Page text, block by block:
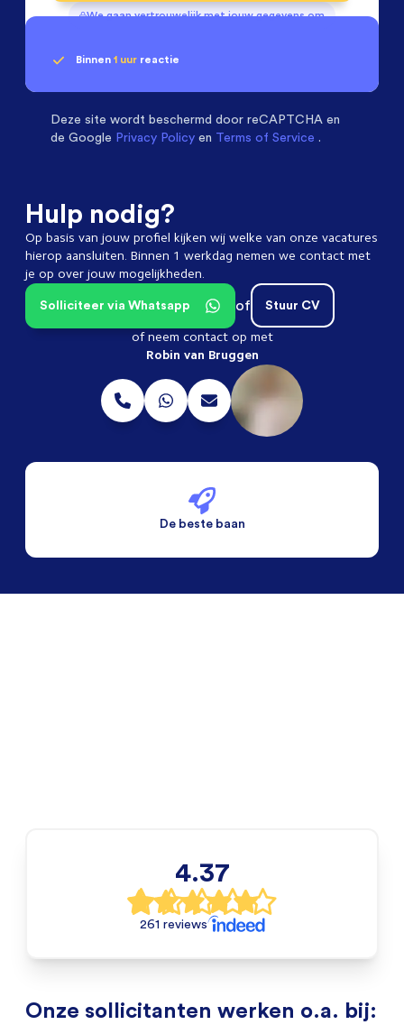
We gaan vertrouwelijk met jouw gegevens om
Binnen 1 uur reactie
een 9.3
Deze site wordt beschermd door reCAPTCHA en
de Google Privacy Policy en Terms of Service .
Hulp nodig?
Op basis van jouw profiel kijken wij welke van onze vacatures
hierop aansluiten. Binnen 1 werkdag nemen we contact met
je op over jouw mogelijkheden.
Stuur CV
of
Solliciteer via Whatsapp
of neem contact op met
Robin van Bruggen
De beste baan
4.37
261 reviews
Onze sollicitanten werken o.a. bij: